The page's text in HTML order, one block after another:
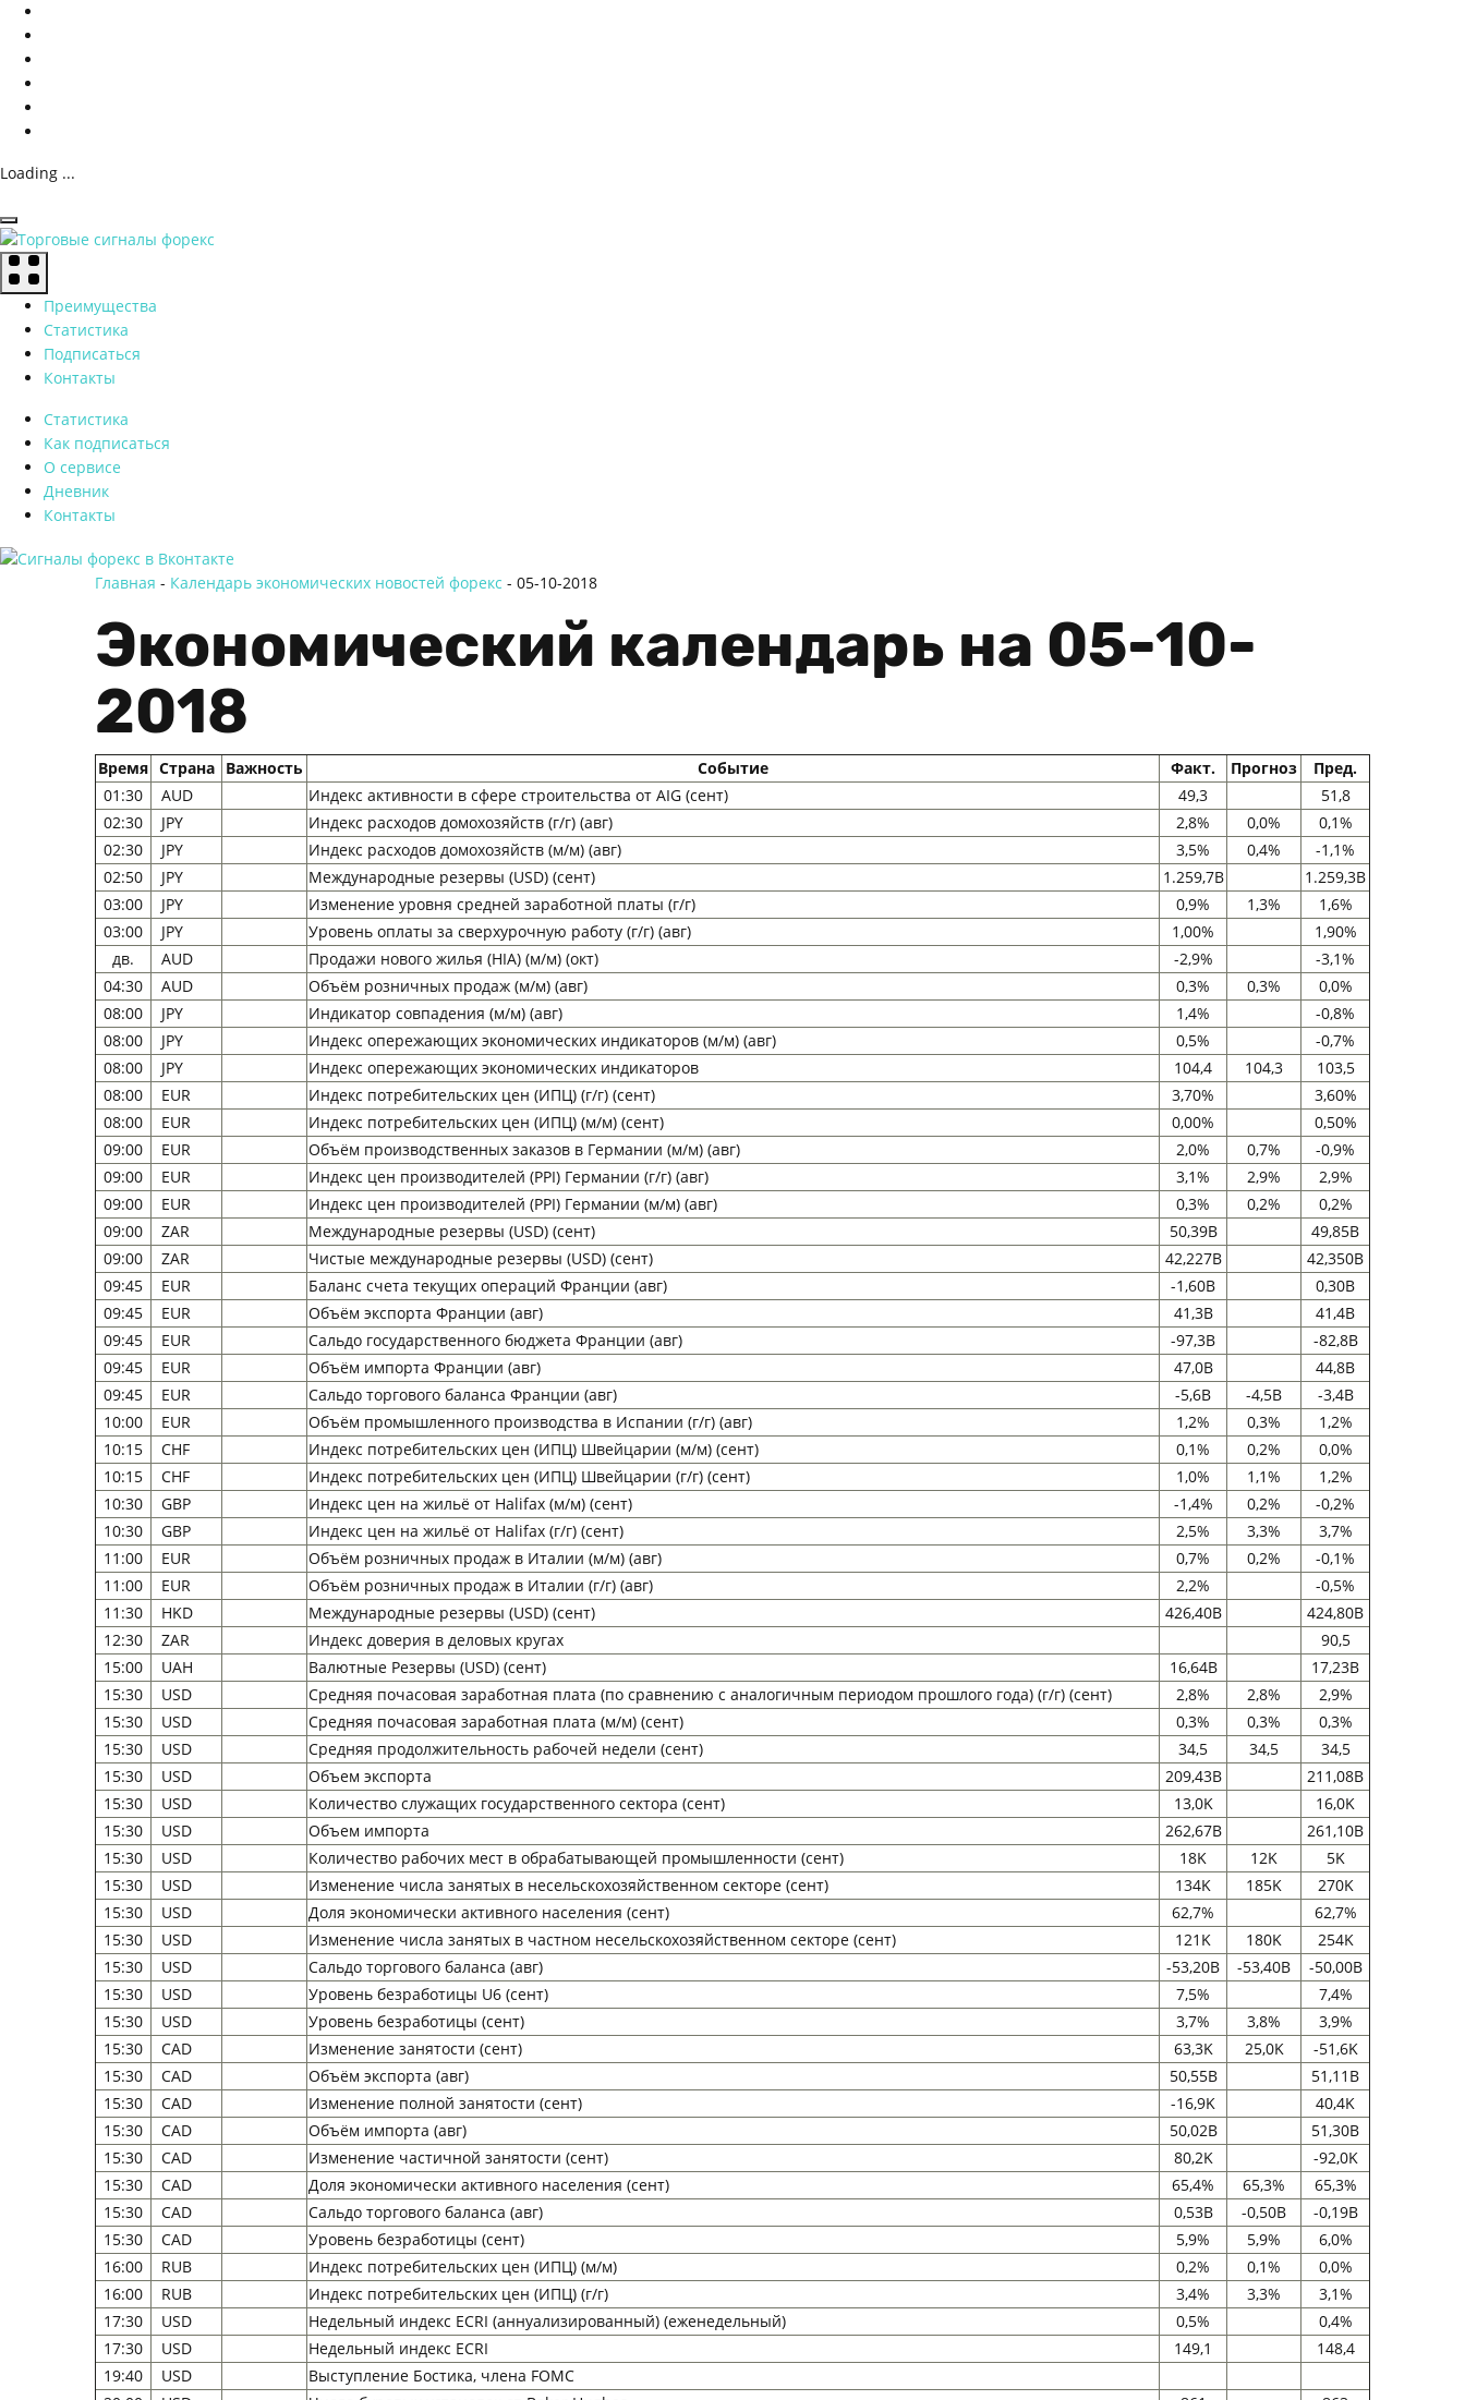
Loading ...
Преимущества
Статистика
Подписаться
Контакты
Статистика
Как подписаться
О сервисе
Дневник
Контакты
Главная - Календарь экономических новостей форекс - 05-10-2018
Экономический календарь на 05-10-
2018
Время Страна Важность Событие Факт. Прогноз
Пред.
01:30
AUD Индекс активности в сфере строительства от AIG (сент) 49,3
51,8
02:30
JPY Индекс расходов домохозяйств (г/г) (авг) 2,8% 0,0%
0,1%
02:30
JPY Индекс расходов домохозяйств (м/м) (авг) 3,5% 0,4%
-1,1%
02:50
JPY Международные резервы (USD) (сент) 1.259,7B
1.259,3B
03:00
JPY Изменение уровня средней заработной платы (г/г) 0,9% 1,3%
1,6%
03:00
JPY Уровень оплаты за сверхурочную работу (г/г) (авг) 1,00%
1,90%
дв.
AUD Продажи нового жилья (HIA) (м/м) (окт) -2,9%
-3,1%
04:30
AUD Объём розничных продаж (м/м) (авг) 0,3% 0,3%
0,0%
08:00
JPY Индикатор совпадения (м/м) (авг) 1,4%
-0,8%
08:00
JPY Индекс опережающих экономических индикаторов (м/м) (авг) 0,5%
-0,7%
08:00
JPY Индекс опережающих экономических индикаторов 104,4 104,3
103,5
08:00
EUR Индекс потребительских цен (ИПЦ) (г/г) (сент) 3,70%
3,60%
08:00
EUR Индекс потребительских цен (ИПЦ) (м/м) (сент) 0,00%
0,50%
09:00
EUR Объём производственных заказов в Германии (м/м) (авг) 2,0% 0,7%
-0,9%
09:00
EUR Индекс цен производителей (PPI) Германии (г/г) (авг) 3,1% 2,9%
2,9%
09:00
EUR Индекс цен производителей (PPI) Германии (м/м) (авг) 0,3% 0,2%
0,2%
09:00
ZAR Международные резервы (USD) (сент) 50,39B
49,85B
09:00
ZAR Чистые международные резервы (USD) (сент) 42,227B
42,350B
09:45
EUR Баланс счета текущих операций Франции (авг) -1,60B
0,30B
09:45
EUR Объём экспорта Франции (авг) 41,3B
41,4B
09:45
EUR Сальдо государственного бюджета Франции (авг) -97,3B
-82,8B
09:45
EUR Объём импорта Франции (авг) 47,0B
44,8B
09:45
EUR Сальдо торгового баланса Франции (авг) -5,6B -4,5B
-3,4B
10:00
EUR Объём промышленного производства в Испании (г/г) (авг) 1,2% 0,3%
1,2%
10:15
CHF Индекс потребительских цен (ИПЦ) Швейцарии (м/м) (сент) 0,1% 0,2%
0,0%
10:15
CHF Индекс потребительских цен (ИПЦ) Швейцарии (г/г) (сент) 1,0% 1,1%
1,2%
10:30
GBP Индекс цен на жильё от Halifax (м/м) (сент) -1,4% 0,2%
-0,2%
10:30
GBP Индекс цен на жильё от Halifax (г/г) (сент) 2,5% 3,3%
3,7%
11:00
EUR Объём розничных продаж в Италии (м/м) (авг) 0,7% 0,2%
-0,1%
11:00
EUR Объём розничных продаж в Италии (г/г) (авг) 2,2%
-0,5%
11:30
HKD Международные резервы (USD) (сент) 426,40B
424,80B
12:30
ZAR Индекс доверия в деловых кругах
90,5
15:00
UAH Валютные Резервы (USD) (сент) 16,64B
17,23B
15:30
USD Средняя почасовая заработная плата (по сравнению с аналогичным периодом прошлого года) (г/г) (сент) 2,8% 2,8%
2,9%
15:30
USD Средняя почасовая заработная плата (м/м) (сент) 0,3% 0,3%
0,3%
15:30
USD Средняя продолжительность рабочей недели (сент) 34,5 34,5
34,5
15:30
USD Объем экспорта 209,43B
211,08B
15:30
USD Количество служащих государственного сектора (сент) 13,0K
16,0K
15:30
USD Объем импорта 262,67B
261,10B
15:30
USD Количество рабочих мест в обрабатывающей промышленности (сент) 18K 12K
5K
15:30
USD Изменение числа занятых в несельскохозяйственном секторе (сент) 134K 185K
270K
15:30
USD Доля экономически активного населения (сент) 62,7%
62,7%
15:30
USD Изменение числа занятых в частном несельскохозяйственном секторе (сент) 121K 180K
254K
15:30
USD Сальдо торгового баланса (авг) -53,20B -53,40B
-50,00B
15:30
USD Уровень безработицы U6 (сент) 7,5%
7,4%
15:30
USD Уровень безработицы (сент) 3,7% 3,8%
3,9%
15:30
CAD Изменение занятости (сент) 63,3K 25,0K
-51,6K
15:30
CAD Объём экспорта (авг) 50,55B
51,11B
15:30
CAD Изменение полной занятости (сент) -16,9K
40,4K
15:30
CAD Объём импорта (авг) 50,02B
51,30B
15:30
CAD Изменение частичной занятости (сент) 80,2K
-92,0K
15:30
CAD Доля экономически активного населения (сент) 65,4% 65,3%
65,3%
15:30
CAD Сальдо торгового баланса (авг) 0,53B -0,50B
-0,19B
15:30
CAD Уровень безработицы (сент) 5,9% 5,9%
6,0%
16:00
RUB Индекс потребительских цен (ИПЦ) (м/м) 0,2% 0,1%
0,0%
16:00
RUB Индекс потребительских цен (ИПЦ) (г/г) 3,4% 3,3%
3,1%
17:30
USD Недельный индекс ECRI (аннуализированный) (еженедельный) 0,5%
0,4%
17:30
USD Недельный индекс ECRI 149,1
148,4
19:40
USD
Выступление Бостика, члена FOMC